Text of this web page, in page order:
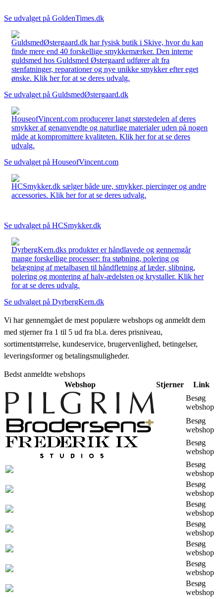
Se udvalget på GoldenTimes.dk
GuldsmedØstergaard.dk har fysisk butik i Skive, hvor du kan
finde mere end 40 forskellige smykkemærker. Den interne
guldsmed hos Guldsmed Østergaard udfører alt fra
stenfatninger, reparationer og nye unikke smykker efter eget
ønske. Klik her for at se deres udvalg.
Se udvalget på GuldsmedØstergaard.dk
HouseofVincent.com producerer langt størstedelen af deres
smykker af genanvendte og naturlige materialer uden på nogen
måde at kompromittere kvaliteten. Klik her for at se deres
udvalg.
Se udvalget på HouseofVincent.com
HCSmykker.dk sælger både ure, smykker, piercinger og andre
accessories. Klik her for at se deres udvalg.
Se udvalget på HCSmykker.dk
DyrbergKern.dks produkter er håndlavede og gennemgår
mange forskellige processer: fra støbning, polering og
belægning af metalbasen til håndfletning af læder, slibning,
polering og montering af halv-ædelsten og krystaller. Klik her
for at se deres udvalg.
Se udvalget på DyrbergKern.dk
Vi har gennemgået de mest populære webshops og anmeldt dem
med stjerner fra 1 til 5 ud fra bl.a. deres prisniveau,
sortimentstørrelse, kundeservice, brugervenlighed, betingelser,
leveringsformer og betalingsmuligheder.
Bedst anmeldte webshops
Webshop
Stjerner
Link
Besøg
webshop
Besøg
webshop
Besøg
webshop
Besøg
webshop
Besøg
webshop
Besøg
webshop
Besøg
webshop
Besøg
webshop
Besøg
webshop
Besøg
webshop